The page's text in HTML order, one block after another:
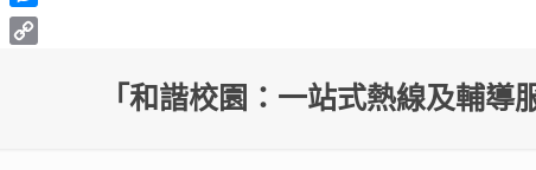
「和諧校園：一站式熱線及輔導
Messenger